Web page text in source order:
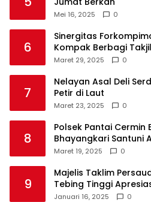
Mei 16, 2025 0
6
Sinergitas
Kompak Berbagi
Maret 29, 2025 0
7
Nelayan Asal Deli
Petir di Laut
Maret 23, 2025 0
8
Polsek Pantai Cermin
Bhayangkari Santuni
Takjil
Maret 19, 2025 0
9
Majelis Taklim
Tebing Tinggi
Haram
Januari 16, 2025 0